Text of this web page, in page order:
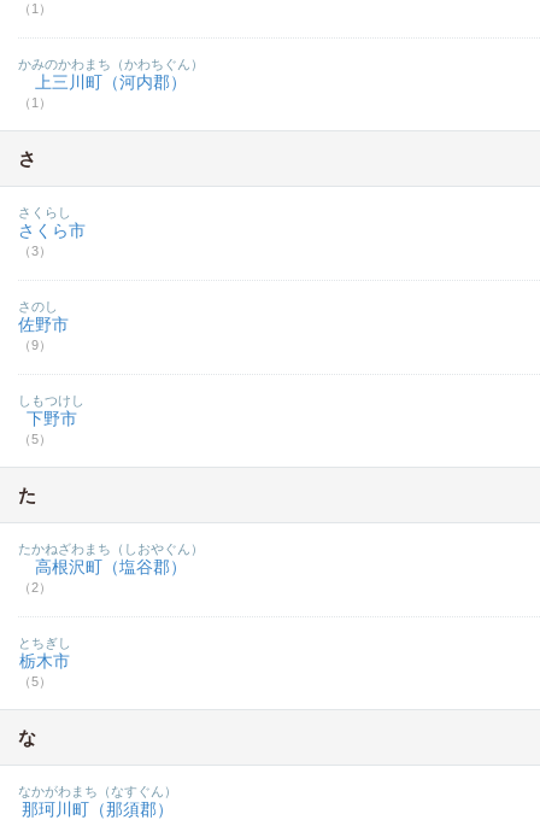
（1）
上三川町（河内郡）
（1）
かみのかわまち（かわちぐん）
さ
さくら市
（3）
さくらし
佐野市
（9）
さのし
下野市
（5）
しもつけし
た
高根沢町（塩谷郡）
（2）
たかねざわまち（しおやぐん）
栃木市
（5）
とちぎし
な
那珂川町（那須郡）
なかがわまち（なすぐん）